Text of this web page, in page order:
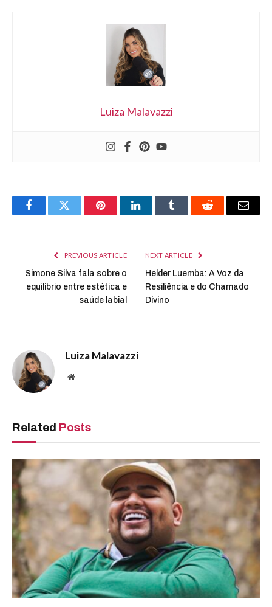
Luiza Malavazzi
FacebookTwitter PinterestLinkedInTumblr Reddit Email
PREVIOUS ARTICLE
Simone Silva fala sobre o
equilíbrio entre estética e
saúde labial
NEXT ARTICLE
Helder Luemba: A Voz da
Resiliência e do Chamado
Divino
Luiza Malavazzi
Website
Related Posts